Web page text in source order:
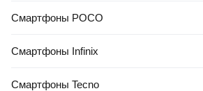
Смартфоны POCO
Смартфоны Infinix
Смартфоны Tecno